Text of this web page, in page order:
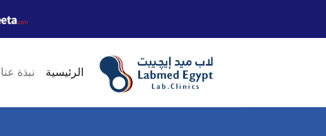
الرئيسية نبذة عنا